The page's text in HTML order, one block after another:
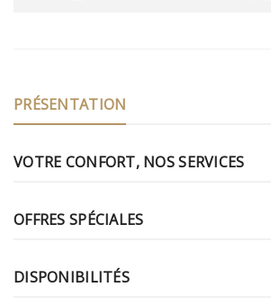
PRÉSENTATION
VOTRE CONFORT, NOS SERVICES
OFFRES SPÉCIALES
DISPONIBILITÉS